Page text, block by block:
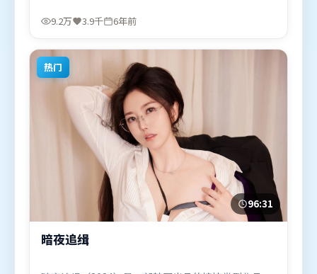
张家辉、苍井优、马东锡等联袂出演。影片于2020年
题材的观众观看。
9.2万 3.9千 6年前
热门
96:31
暗夜追缉